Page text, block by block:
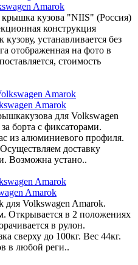
Amarok
кузова "NIIS" (Россия)
конструкция
устанавливается без
отображенная на фото в
стоимость
Amarok
для Volkswagen
борта с фиксаторами.
из алюминиевого профиля.
доставку
Возможна устано..
Amarok
Volkswagen Amarok.
Открывается в 2 положениях
в рулон.
сверху до 100кг. Вес 44кг.
в любой реги..